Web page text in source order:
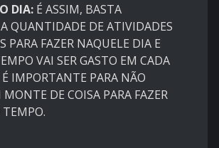
DIA: É ASSIM, BASTA
QUANTIDADE DE ATIVIDADES
PARA FAZER NAQUELE DIA E
VAI SER GASTO EM CADA
IMPORTANTE PARA NÃO
DE COISA PARA FAZER